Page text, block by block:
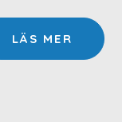
LÄS MER